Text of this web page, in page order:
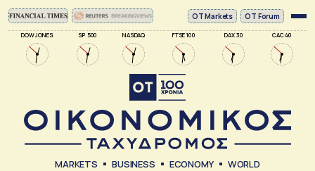
DOW JONES SP 500 NASDAQ FTSE 100 DAX 30 CAC 40
ΟΤ Markets OT Forum
MARKETS BUSINESS ECONOMY WORLD